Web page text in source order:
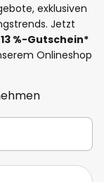
exklusiven
Jetzt
13 %-Gutschein*
Onlineshop